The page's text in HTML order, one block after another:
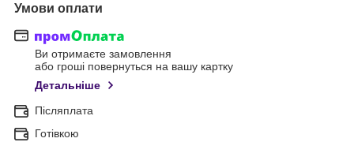
Умови оплати
Ви отримаєте замовлення
або гроші повернуться на вашу картку
Детальніше
Післяплата
Готівкою